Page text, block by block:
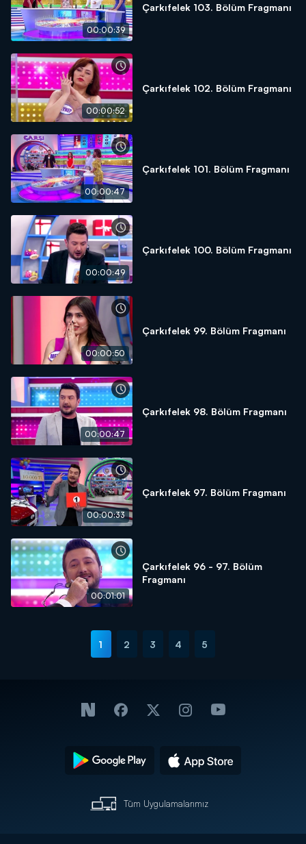
00:00:39
Çarkıfelek 103. Bölüm Fragmanı
00:00:52
Çarkıfelek 102. Bölüm Fragmanı
00:00:47
Çarkıfelek 101. Bölüm Fragmanı
00:00:49
Çarkıfelek 100. Bölüm Fragmanı
00:00:50
Çarkıfelek 99. Bölüm Fragmanı
00:00:47
Çarkıfelek 98. Bölüm Fragmanı
00:00:33
Çarkıfelek 97. Bölüm Fragmanı
00:01:01
Çarkıfelek 96 - 97. Bölüm
Fragmanı
1 2 3 4 5
Tüm Uygulamalarımız